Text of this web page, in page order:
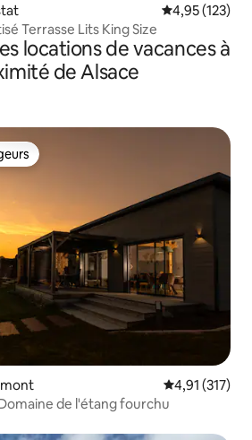
Évaluation
4,95 (123)
Terrasse Lits King Size
locations de vacances à
de Alsace
Évaluation
4,91 (317)
de l'étang fourchu